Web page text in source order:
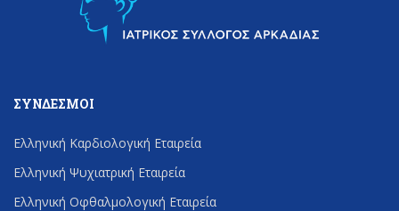
ΣΎΝΔΕΣΜΟΙ
Ελληνική Καρδιολογική Εταιρεία
Ελληνική Ψυχιατρική Εταιρεία
Ελληνική Οφθαλμολογική Εταιρεία